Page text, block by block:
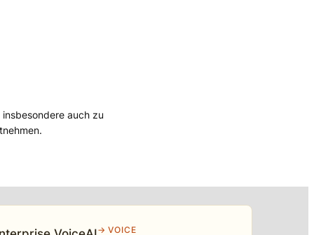
auch zu
→ VOICE